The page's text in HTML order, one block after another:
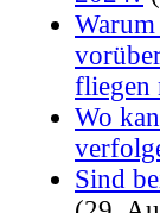
fliegen
Wo
Sind